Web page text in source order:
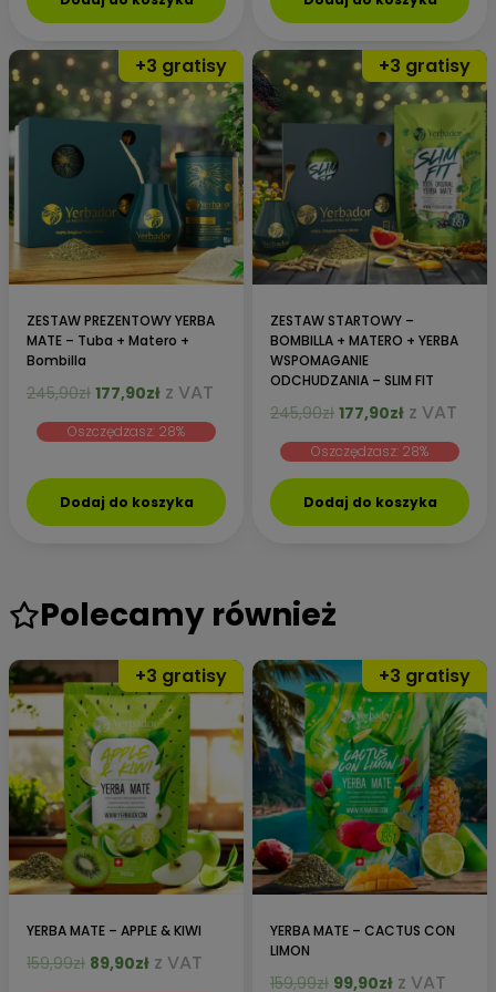
ZESTAW PREZENTOWY YERBA
MATE – Tuba + Matero +
Bombilla
245,90zł Pierwotna
wynosiła:
177,90złAktualna
wynosi:
z VAT
Oszczędzasz: 28%
Dodaj do koszyka
ZESTAW STARTOWY –
BOMBILLA + MATERO + YERBA
WSPOMAGANIE
ODCHUDZANIA – SLIM FIT
245,90zł Pierwotna
wynosiła:
245,90zł.
177,90złAktualna
wynosi:
177,90zł.
z VAT
Oszczędzasz: 28%
Dodaj do koszyka
Polecamy również
YERBA MATE – APPLE & KIWI
159,99zł Pierwotna
89,90złAktualna
z VAT
YERBA MATE – CACTUS CON
LIMON
159,99zł Pierwotna
99,90złAktualna
z VAT